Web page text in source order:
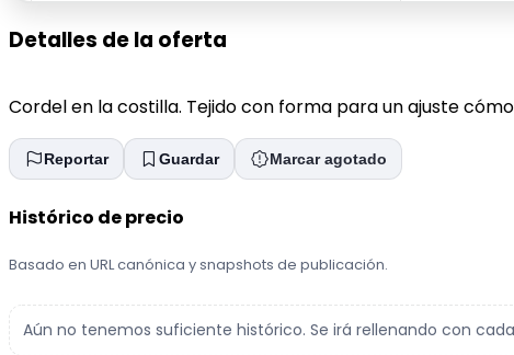
Detalles de la oferta
Cordel en la costilla. Tejido con forma para un ajuste
Reportar Guardar Marcar agotado
Histórico de precio
Basado en URL canónica y snapshots de publicación.
Aún no tenemos suficiente histórico. Se irá rellenando con